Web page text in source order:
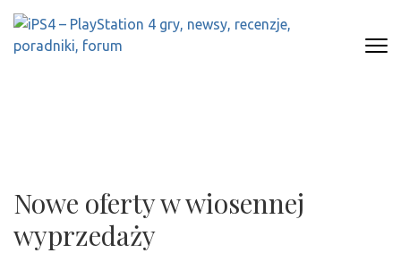
Skip
content
Nowe oferty w wiosennej
wyprzedaży